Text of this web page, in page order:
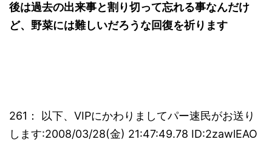
後は過去の出来事と割り切って忘れる事なんだけ
ど、野菜には難しいだろうな回復を祈ります
261： 以下、VIPにかわりましてパー速民がお送り
します:2008/03/28(金) 21:47:49.78 ID:2zawlEAO